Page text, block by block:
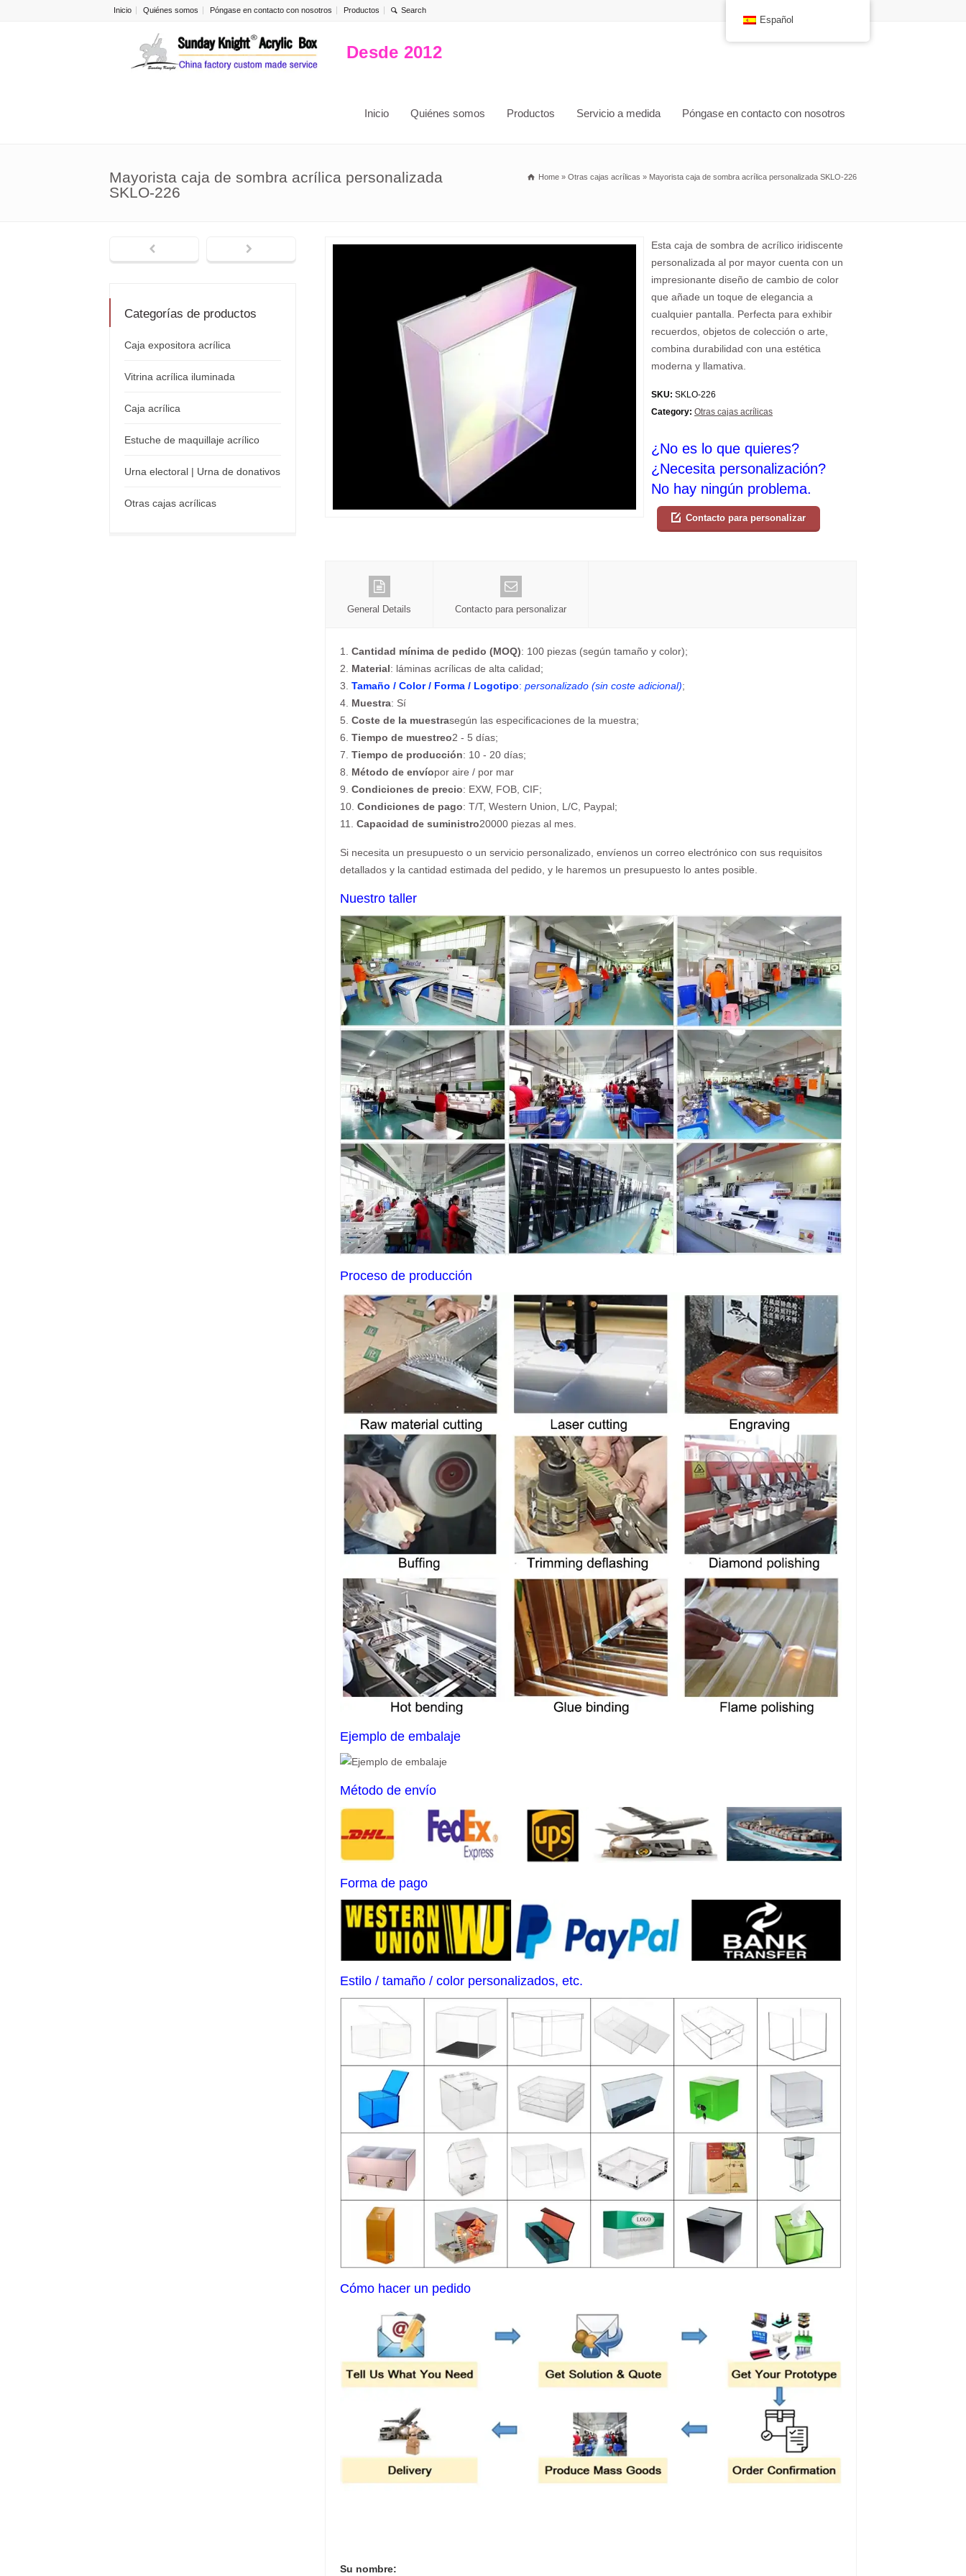
Inicio Quiénes somos Póngase en contacto con nosotros Productos
Desde 2012
Inicio Quiénes somos Productos Servicio a medida Póngase en contacto con nosotros
Mayorista caja de sombra acrílica personalizada
SKLO-226
Home » Otras cajas acrílicas » Mayorista caja de sombra acrílica personalizada SKLO-226
Esta caja de sombra de acrílico iridiscente
personalizada al por mayor cuenta con un
impresionante diseño de cambio de color
que añade un toque de elegancia a
cualquier pantalla. Perfecta para exhibir
recuerdos, objetos de colección o arte,
combina durabilidad con una estética
moderna y llamativa.
SKU: SKLO-226
Category: Otras cajas acrílicas
¿No es lo que quieres?
¿Necesita personalización?
No hay ningún problema.
Contacto para personalizar
General Details Contacto para personalizar
1. Cantidad mínima de pedido (MOQ): 100 piezas (según tamaño y color);
2. Material: láminas acrílicas de alta calidad;
3. Tamaño / Color / Forma / Logotipo: personalizado (sin coste adicional);
4. Muestra: Sí
5. Coste de la muestrasegún las especificaciones de la muestra;
6. Tiempo de muestreo2 - 5 días;
7. Tiempo de producción: 10 - 20 días;
8. Método de envíopor aire / por mar
9. Condiciones de precio: EXW, FOB, CIF;
10. Condiciones de pago: T/T, Western Union, L/C, Paypal;
11. Capacidad de suministro20000 piezas al mes.
Si necesita un presupuesto o un servicio personalizado, envíenos un correo electrónico con sus requisitos
detallados y la cantidad estimada del pedido, y le haremos un presupuesto lo antes posible.
Nuestro taller
Proceso de producción
Ejemplo de embalaje
Método de envío
Forma de pago
Estilo / tamaño / color personalizados, etc.
Cómo hacer un pedido
Su nombre:
Categorías de productos
Caja expositora acrílica
Vitrina acrílica iluminada
Caja acrílica
Estuche de maquillaje acrílico
Urna electoral | Urna de donativos
Otras cajas acrílicas
Español